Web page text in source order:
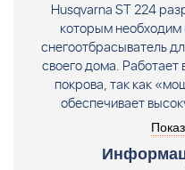
Husqvarna ST 224
которым
снегоотбрасыватель
своего дома. Работает
покрова, так как
обеспечивает
Husqvarna ST 224
использования в
снега до 30 см.